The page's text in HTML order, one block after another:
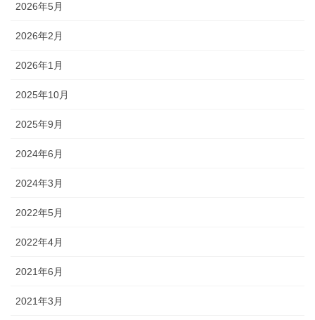
2026年5月
2026年2月
2026年1月
2025年10月
2025年9月
2024年6月
2024年3月
2022年5月
2022年4月
2021年6月
2021年3月